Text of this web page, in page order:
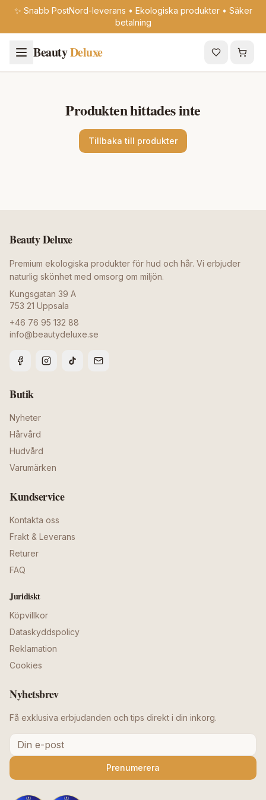
✨ Snabb PostNord-leverans • Ekologiska produkter • Säker
betalning
BeautyDeluxe
Produkten hittades inte
Tillbaka till produkter
Beauty Deluxe
Premium ekologiska produkter för hud och hår. Vi erbjuder
naturlig skönhet med omsorg om miljön.
Kungsgatan 39 A
753 21 Uppsala
+46 76 95 132 88
info@beautydeluxe.se
Butik
Nyheter
Hårvård
Hudvård
Varumärken
Kundservice
Kontakta oss
Frakt & Leverans
Returer
FAQ
Juridiskt
Köpvillkor
Dataskyddspolicy
Reklamation
Cookies
Nyhetsbrev
Få exklusiva erbjudanden och tips direkt i din inkorg.
Prenumerera